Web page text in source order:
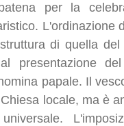
per la
L'ordinazione
di quella del
presentazione
papale. Il
locale, ma è